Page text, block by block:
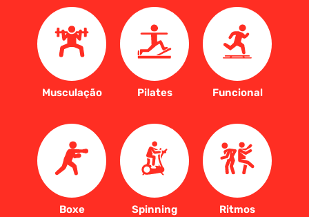
Musculação Pilates Funcional
Boxe Spinning Ritmos